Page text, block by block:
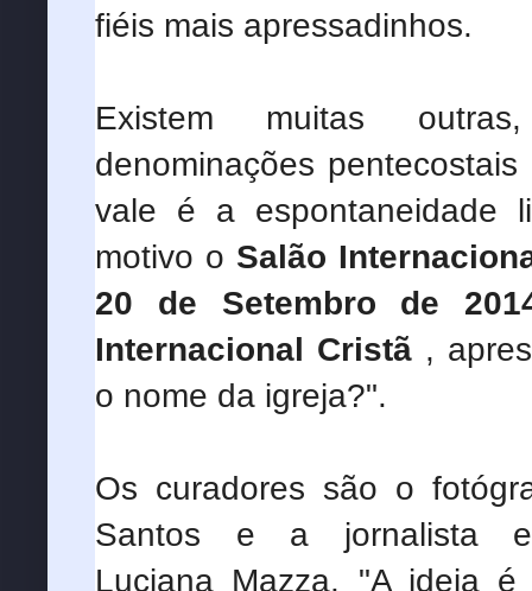
fiéis mais apressadinhos.
Existem muitas
denominações
vale é a espontaneidade
motivo o Salão
20 de Setembro de
Internacional Cristã ,
o nome da igreja?".
Os curadores são o
Santos e a jornalista e
Luciana Mazza. "A ideia é